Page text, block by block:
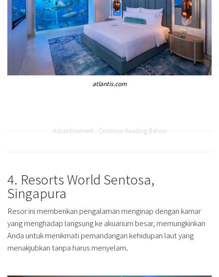
atlantis.com
Advertisement - Continue Reading Below
4. Resorts World Sentosa,
Singapura
Resor ini memberikan pengalaman menginap dengan kamar
yang menghadap langsung ke akuarium besar, memungkinkan
Anda untuk menikmati pemandangan kehidupan laut yang
menakjubkan tanpa harus menyelam.